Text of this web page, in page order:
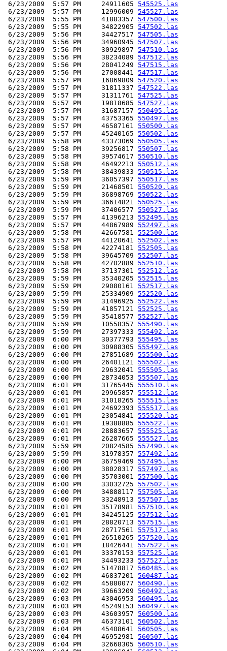
6/23/2009  5:57 PM     24911605 545525.las
6/23/2009  5:57 PM     12996009 545527.las
6/23/2009  5:55 PM     41883357 547500.las
6/23/2009  5:55 PM     34822905 547502.las
6/23/2009  5:56 PM     34427517 547505.las
6/23/2009  5:56 PM     34960945 547507.las
6/23/2009  5:56 PM     30929897 547510.las
6/23/2009  5:56 PM     38234089 547512.las
6/23/2009  5:56 PM     28041249 547515.las
6/23/2009  5:56 PM     27008441 547517.las
6/23/2009  5:57 PM     16869809 547520.las
6/23/2009  5:57 PM     31811337 547522.las
6/23/2009  5:57 PM     31311761 547525.las
6/23/2009  5:57 PM     19818685 547527.las
6/23/2009  5:57 PM     31687157 550495.las
6/23/2009  5:57 PM     43753365 550497.las
6/23/2009  5:57 PM     46587161 550500.las
6/23/2009  5:57 PM     45240165 550502.las
6/23/2009  5:58 PM     43373069 550505.las
6/23/2009  5:58 PM     39256817 550507.las
6/23/2009  5:58 PM     39574617 550510.las
6/23/2009  5:58 PM     46492213 550512.las
6/23/2009  5:58 PM     38439833 550515.las
6/23/2009  5:59 PM     36057397 550517.las
6/23/2009  5:59 PM     21468501 550520.las
6/23/2009  5:59 PM     36898769 550522.las
6/23/2009  5:59 PM     36614821 550525.las
6/23/2009  5:59 PM     37406577 550527.las
6/23/2009  5:57 PM     41396213 552495.las
6/23/2009  5:57 PM     44867989 552497.las
6/23/2009  5:58 PM     42667581 552500.las
6/23/2009  5:57 PM     44120641 552502.las
6/23/2009  5:58 PM     42274181 552505.las
6/23/2009  5:58 PM     39645709 552507.las
6/23/2009  5:58 PM     42702889 552510.las
6/23/2009  5:58 PM     37137301 552512.las
6/23/2009  5:59 PM     35340205 552515.las
6/23/2009  5:59 PM     29080161 552517.las
6/23/2009  5:59 PM     25334909 552520.las
6/23/2009  5:59 PM     31496925 552522.las
6/23/2009  5:59 PM     41857121 552525.las
6/23/2009  5:59 PM     35418577 552527.las
6/23/2009  5:59 PM     10558357 555490.las
6/23/2009  5:59 PM     27397333 555492.las
6/23/2009  6:00 PM     30377793 555495.las
6/23/2009  6:00 PM     30988305 555497.las
6/23/2009  6:00 PM     27851689 555500.las
6/23/2009  6:00 PM     26401121 555502.las
6/23/2009  6:00 PM     29632041 555505.las
6/23/2009  6:00 PM     28734053 555507.las
6/23/2009  6:01 PM     31765445 555510.las
6/23/2009  6:01 PM     29965857 555512.las
6/23/2009  6:01 PM     31018265 555515.las
6/23/2009  6:01 PM     24692393 555517.las
6/23/2009  6:01 PM     23054841 555520.las
6/23/2009  6:01 PM     19388885 555522.las
6/23/2009  6:01 PM     28883657 555525.las
6/23/2009  6:01 PM     26287665 555527.las
6/23/2009  5:59 PM     20824585 557490.las
6/23/2009  5:59 PM     31978357 557492.las
6/23/2009  6:00 PM     36759469 557495.las
6/23/2009  6:00 PM     38028317 557497.las
6/23/2009  6:00 PM     35703001 557500.las
6/23/2009  6:00 PM     33032725 557502.las
6/23/2009  6:00 PM     34888117 557505.las
6/23/2009  6:00 PM     33248913 557507.las
6/23/2009  6:01 PM     35178981 557510.las
6/23/2009  6:01 PM     34245125 557512.las
6/23/2009  6:01 PM     28820713 557515.las
6/23/2009  6:01 PM     28717561 557517.las
6/23/2009  6:01 PM     26510265 557520.las
6/23/2009  6:01 PM     18426441 557522.las
6/23/2009  6:01 PM     33370153 557525.las
6/23/2009  6:01 PM     34493233 557527.las
6/23/2009  6:02 PM     51478817 560485.las
6/23/2009  6:02 PM     46837201 560487.las
6/23/2009  6:02 PM     45880077 560490.las
6/23/2009  6:02 PM     39663209 560492.las
6/23/2009  6:03 PM     43046953 560495.las
6/23/2009  6:03 PM     45249153 560497.las
6/23/2009  6:03 PM     43603957 560500.las
6/23/2009  6:03 PM     46373101 560502.las
6/23/2009  6:04 PM     45408641 560505.las
6/23/2009  6:04 PM     46952981 560507.las
6/23/2009  6:04 PM     32668305 560510.las